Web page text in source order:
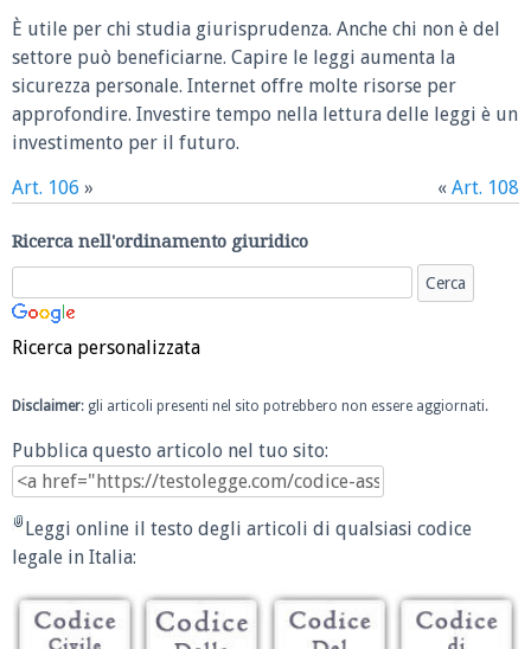
È utile per chi studia giurisprudenza. Anche chi non è del
settore può beneficiarne. Capire le leggi aumenta la
sicurezza personale. Internet offre molte risorse per
approfondire. Investire tempo nella lettura delle leggi è un
investimento per il futuro.
Art. 106 » « Art. 108
Ricerca nell'ordinamento giuridico
Ricerca personalizzata
Disclaimer: gli articoli presenti nel sito potrebbero non essere aggiornati.
Pubblica questo articolo nel tuo sito:
Leggi online il testo degli articoli di qualsiasi codice
legale in Italia: